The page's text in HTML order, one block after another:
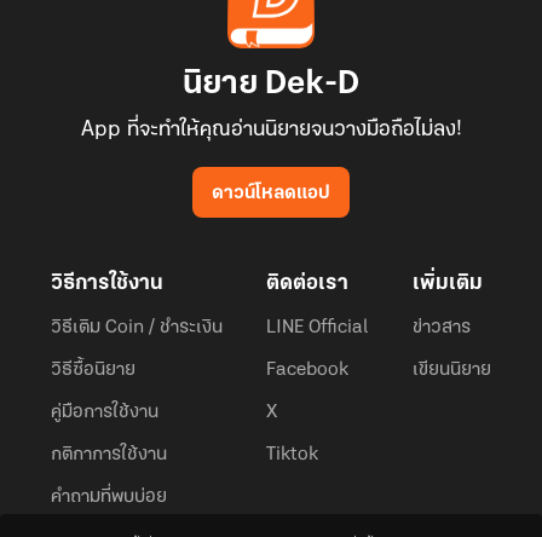
นิยาย Dek-D
App ที่จะทำให้คุณอ่านนิยายจนวางมือถือไม่ลง!
ดาวน์โหลดแอป
วิธีการใช้งาน
วิธีเติม Coin / ชำระเงิน
วิธีซื้อนิยาย
คู่มือการใช้งาน
กติกาการใช้งาน
คำถามที่พบบ่อย
ติดต่อเรา
LINE Official
Facebook
X
Tiktok
เพิ่มเติม
ข่าวสาร
เขียนนิยาย